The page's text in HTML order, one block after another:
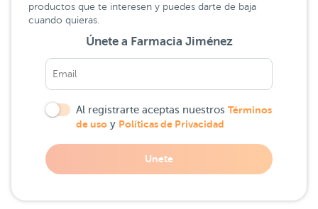
productos que te interesen y puedes darte de baja
cuando quieras.
Únete a Farmacia Jiménez
Al registrarte aceptas nuestros Términos
de uso y Políticas de Privacidad
Unete